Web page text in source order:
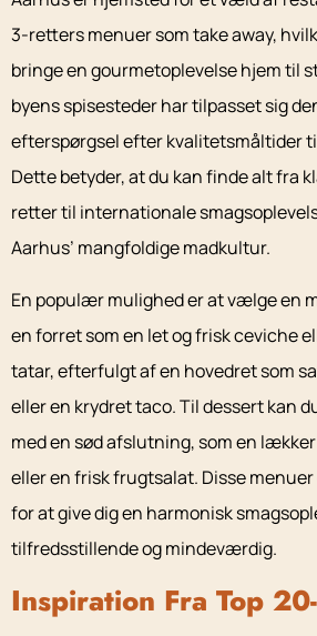
3-retters menuer som take away,
bringe en gourmetoplevelse hjem til
byens spisesteder har tilpasset sig
efterspørgsel efter kvalitetsmåltider
Dette betyder, at du kan finde alt fra
retter til internationale
Aarhus’ mangfoldige madkultur.
En populær mulighed er at vælge en
en forret som en let og frisk ceviche
tatar, efterfulgt af en hovedret som
eller en krydret taco. Til dessert kan
med en sød afslutning, som en
eller en frisk frugtsalat. Disse
for at give dig en harmonisk
tilfredsstillende og mindeværdig.
Inspiration Fra Top